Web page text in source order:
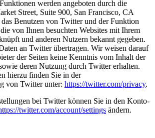
werden angeboten durch die
Street, Suite 900, San Francisco, CA
Benutzen von Twitter und der Funktion
von Ihnen besuchten Websites mit Ihrem
und anderen Nutzern bekannt gegeben.
an Twitter übertragen. Wir weisen darauf
der Seiten keine Kenntnis vom Inhalt der
deren Nutzung durch Twitter erhalten.
hierzu finden Sie in der
von Twitter unter: https://twitter.com/privacy.
bei Twitter können Sie in den Konto-
twitter.com/account/settings ändern.